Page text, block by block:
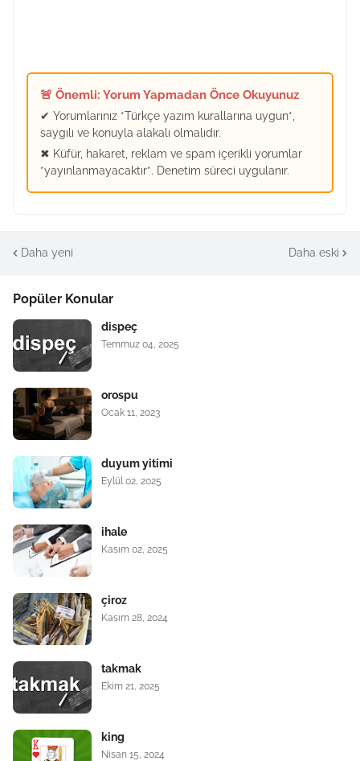
🚨 Önemli: Yorum Yapmadan Önce Okuyunuz
✔ Yorumlarınız *Türkçe yazım kurallarına uygun*,
saygılı ve konuyla alakalı olmalıdır.
✖ Küfür, hakaret, reklam ve spam içerikli yorumlar
*yayınlanmayacaktır*. Denetim süreci uygulanır.
Daha yeni Daha eski
Popüler Konular
dispeç
Temmuz 04, 2025
orospu
Ocak 11, 2023
duyum yitimi
Eylül 02, 2025
ihale
Kasım 02, 2025
çiroz
Kasım 28, 2024
takmak
Ekim 21, 2025
king
Nisan 15, 2024